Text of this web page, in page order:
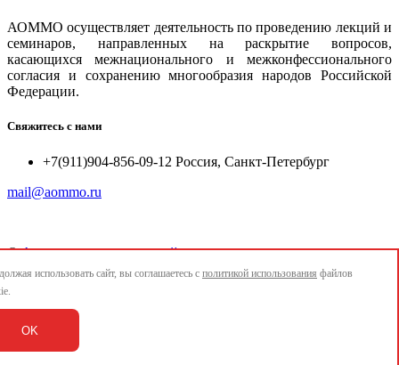
АОММО осуществляет деятельность по проведению лекций и
семинаров, направленных на раскрытие вопросов,
касающихся межнационального и межконфессионального
согласия и сохранению многообразия народов Российской
Федерации.
Свяжитесь с нами
+7(911)904-856-09-12 Россия, Санкт-Петербург
mail@aommo.ru
© Ассоциация организаций по реализации национальных
проектов и достижению национальных целей развития
mail@aommo.ru
использовать сайт, вы соглашаетесь с политикой использования файлов
OK